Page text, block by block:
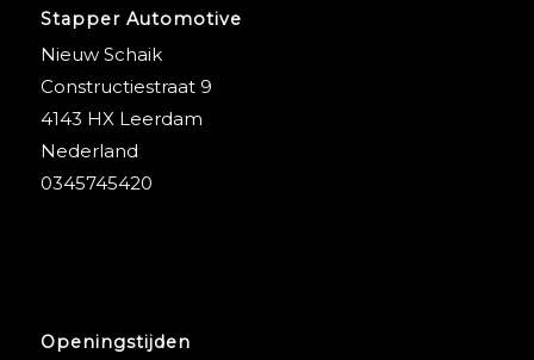
Stapper Automotive
Nieuw Schaik
Constructiestraat 9
4143 HX Leerdam
Nederland
0345745420
Openingstijden